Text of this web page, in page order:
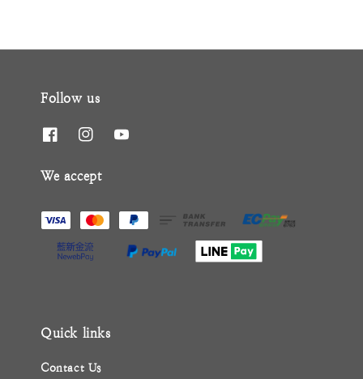
Follow us
We accept
Quick links
Contact Us